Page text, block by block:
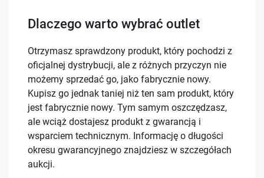
Dlaczego warto wybrać outlet
Otrzymasz sprawdzony produkt, który pochodzi z
oficjalnej dystrybucji, ale z różnych przyczyn nie
możemy sprzedać go, jako fabrycznie nowy.
Kupisz go jednak taniej niż ten sam produkt, który
jest fabrycznie nowy. Tym samym oszczędzasz,
ale wciąż dostajesz produkt z gwarancją i
wsparciem technicznym. Informację o długości
okresu gwarancyjnego znajdziesz w szczegółach
aukcji.